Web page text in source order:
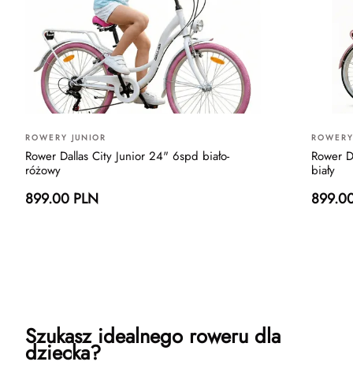
ROWERY JUNIOR
Rower Dallas City Junior 24" 6spd biało-
różowy
899.00 PLN
Rower
biały
Szukasz idealnego roweru dla
dziecka?